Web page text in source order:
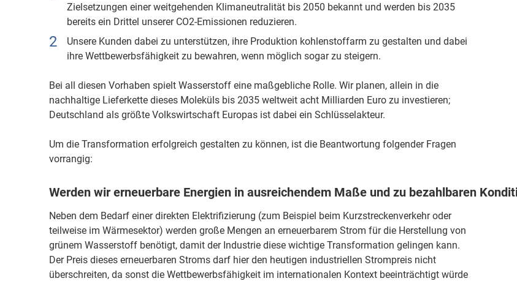
Zielsetzungen einer weitgehenden Klimaneutralität bis 2050 bekannt und werden bis 2035
bereits ein Drittel unserer CO2-Emissionen reduzieren.
Unsere Kunden dabei zu unterstützen, ihre Produktion kohlenstoffarm zu gestalten und dabei
ihre Wettbewerbsfähigkeit zu bewahren, wenn möglich sogar zu steigern.
Bei all diesen Vorhaben spielt Wasserstoff eine maßgebliche Rolle. Wir planen, allein in die
nachhaltige Lieferkette dieses Moleküls bis 2035 weltweit acht Milliarden Euro zu investieren;
Deutschland als größte Volkswirtschaft Europas ist dabei ein Schlüsselakteur.
Um die Transformation erfolgreich gestalten zu können, ist die Beantwortung folgender Fragen
vorrangig:
Werden wir erneuerbare Energien in ausreichendem Maße und zu bezahlbaren
Neben dem Bedarf einer direkten Elektrifizierung (zum Beispiel beim Kurzstreckenverkehr oder
teilweise im Wärmesektor) werden große Mengen an erneuerbarem Strom für die Herstellung von
grünem Wasserstoff benötigt, damit der Industrie diese wichtige Transformation gelingen kann.
Der Preis dieses erneuerbaren Stroms darf hier den heutigen industriellen Strompreis nicht
überschreiten, da sonst die Wettbewerbsfähigkeit im internationalen Kontext beeinträchtigt würde